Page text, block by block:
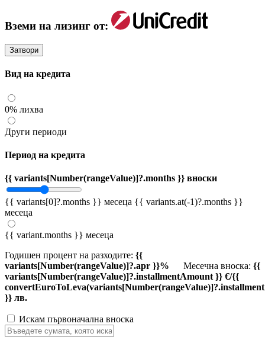
Вземи на лизинг от:
Затвори
Вид на кредита
0% лихва
Други периоди
Период на кредита
{{ variants[Number(rangeValue)]?.months }} вноски
{{ variants[0]?.months }} месеца {{ variants.at(-1)?.months }}
месеца
{{ variant.months }} месеца
Годишен процент на разходите: {{
variants[Number(rangeValue)]?.apr }}%
Месечна вноска: {{
variants[Number(rangeValue)]?.installmentAmount }} €/{{
}} лв.
Искам първоначална вноска